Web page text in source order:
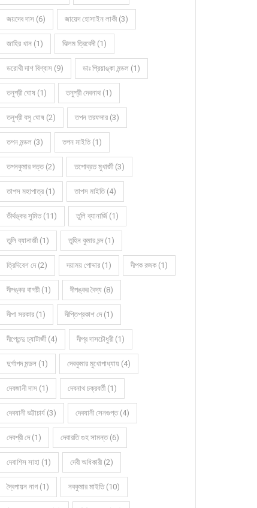
জয়দেব দাস (6) জায়েদ হোসাইন লাকী (3)
জাহির খান (1) ঝিলম ত্রিবেদী (1)
ডরোথী দাশ বিশ্বাস (9) ডাঃ প্রিয়াঙ্কা মন্ডল (1)
তনুশ্রী ঘোষ (1) তনুশ্রী দেবনাথ (1)
তনুশ্রী বসু ঘোষ (2) তপন তরফদার (3)
তপন মন্ডল (3) তপন মাইতি (1)
তপনকুমার দত্ত (2) তপোব্রত মুখার্জী (3)
তাপস মহাপাত্র (1) তাপস মাইতি (4)
তীর্থঙ্কর সুমিত (11) তুলি ব্যানার্জি (1)
তুলি ব্যানার্জী (1) তুহিন কুমার চন্দ (1)
ত্রিদিবেশ দে (2) দয়াময় পোদ্দার (1) দীপক রজক (1)
দীপঙ্কর বাগচী (1) দীপঙ্কর বৈদ্য (8)
দীপা সরকার (1) দীপ্তিপ্রকাশ দে (1)
দীপ্তেন্দু চ্যাটার্জী (4) দীপ্র দাসচৌধুরী (1)
দুর্গাপদ মন্ডল (1) দেবকুমার মুখোপাধ্যায় (4)
দেবজানী দাস (1) দেবনাথ চক্রবর্তী (1)
দেবযানী ভট্টাচার্য (3) দেবযানী সেনগুপ্ত (4)
দেবশ্রী দে (1) দেবারতি গুহ সামন্ত (6)
দেবাশিস সাহা (1) দেবী অধিকারী (2)
দ্বৈপায়ন নাগ (1) নবকুমার মাইতি (10)